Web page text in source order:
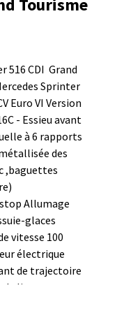
Tourisme
516 CDI Grand
Sprinter
Euro VI Version
- Essieu avant
à 6 rapports
des
,baguettes
stop Allumage
glaces
vitesse 100
électrique
de trajectoire
ligne